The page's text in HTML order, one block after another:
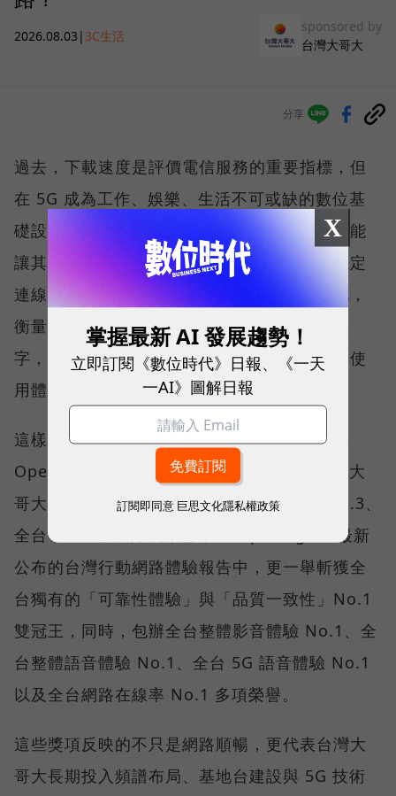
2026.08.03 | 3C生活
sponsored by
台灣大哥大
分享
過去，下載速度是評價電信服務的重要指標，但
在 5G 成為工作、娛樂、生活不可或缺的數位基
礎設施後，消費者發現，再快的網速，如果不能
讓其在人潮聚集、高速移動或室內空間維持穩定
連線，即無法轉換成好的使用體驗，也因如此，
衡量「好網路」的標準，也逐漸從追求測速數
字，轉向任何時間、任何地點都能穩定連線的使
用體驗。
這樣的轉變，也反映在國際權威網路分析機構
Opensignal 公布的評比結果。今年初，台灣大
哥大不僅率先奪下「 4G／5G 在線率全球 No.3、
全台 No.1 」國際級榮譽，在 Opensignal 最新
公布的台灣行動網路體驗報告中，更一舉斬獲全
台獨有的「可靠性體驗」與「品質一致性」No.1
雙冠王，同時，包辦全台整體影音體驗 No.1、全
台整體語音體驗 No.1、全台 5G 語音體驗 No.1
以及全台網路在線率 No.1 多項榮譽。
這些獎項反映的不只是網路順暢，更代表台灣大
哥大長期投入頻譜布局、基地台建設與 5G 技術
X
掌握最新 AI 發展趨勢！
立即訂閱《數位時代》日報、《一天
一AI》圖解日報
訂閱即同意 巨思文化隱私權政策